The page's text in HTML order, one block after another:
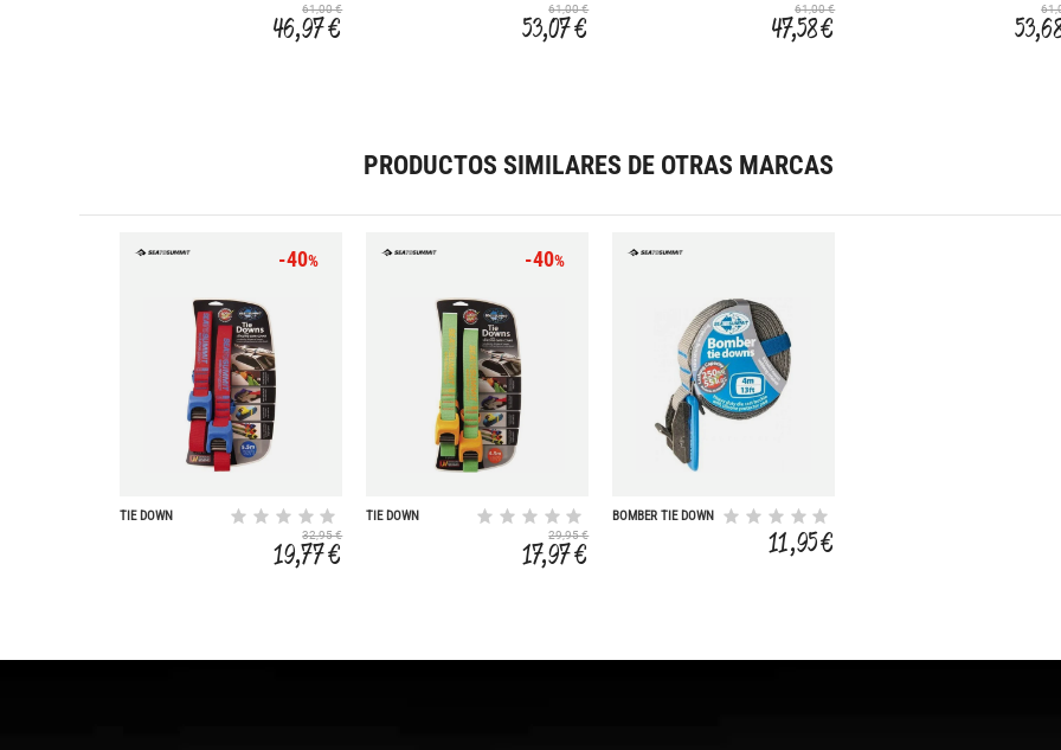
61,00 €
46,97 €
61,00 €
53,07 €
61,00 €
47,58 €
PRODUCTOS SIMILARES DE OTRAS MARCAS
-40%
TIE DOWN
32,95 €
19,77 €
-40%
TIE DOWN
29,95 €
17,97 €
BOMBER TIE DOWN
11,95 €